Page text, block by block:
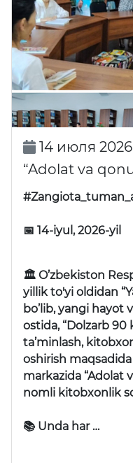
14 июля 2026
“Adolat va
📅 14-iyul, 2026-yil
🏛 O’zbekiston
yillik to'yi oldidan
bo’lib, yangi hayot
ostida, “Dolzarb
ta’minlash,
oshirish
markazida “Adolat
nomli kitobxonlik
📚 Unda har …